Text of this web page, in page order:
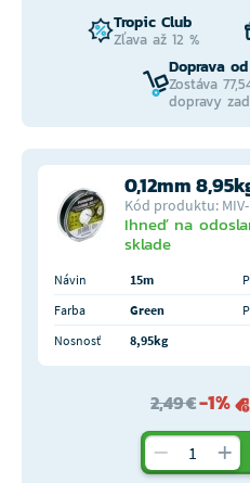
Tropic Club
Zľava až 12 %
Doprava
Zostáva
dopravy
0,12mm
Kód produktu: MIV-
Ihneď na
sklade
Návin 15m
Farba
Green
Nosnosť
8,95kg
2,49 €-1%